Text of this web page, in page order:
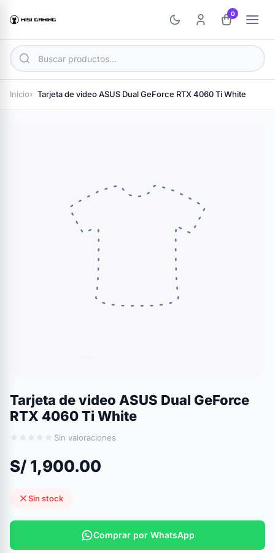
0
Inicio Tarjeta de video ASUS Dual GeForce RTX 4060 Ti White
Tarjeta de video ASUS Dual GeForce
RTX 4060 Ti White
Sin valoraciones
S/ 1,900.00
Sin stock
Comprar por WhatsApp